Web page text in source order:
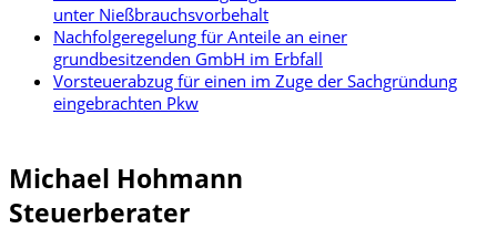
unter Nießbrauchsvorbehalt
Nachfolgeregelung für Anteile an einer
grundbesitzenden GmbH im Erbfall
Vorsteuerabzug für einen im Zuge der Sachgründung
eingebrachten Pkw
Michael Hohmann
Steuerberater